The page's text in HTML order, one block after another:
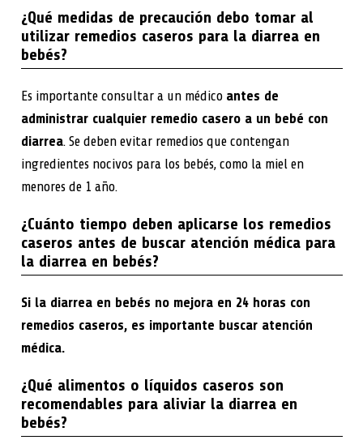
¿Qué medidas de precaución debo tomar al
utilizar remedios caseros para la diarrea en
bebés?
Es importante consultar a un médico antes de
administrar cualquier remedio casero a un bebé con
diarrea. Se deben evitar remedios que contengan
ingredientes nocivos para los bebés, como la miel en
menores de 1 año.
¿Cuánto tiempo deben aplicarse los remedios
caseros antes de buscar atención médica para
la diarrea en bebés?
Si la diarrea en bebés no mejora en 24 horas con
remedios caseros, es importante buscar atención
médica.
¿Qué alimentos o líquidos caseros son
recomendables para aliviar la diarrea en
bebés?